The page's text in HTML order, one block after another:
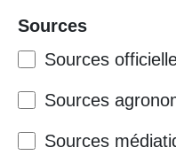
Sources
Sources
Sources
Sources